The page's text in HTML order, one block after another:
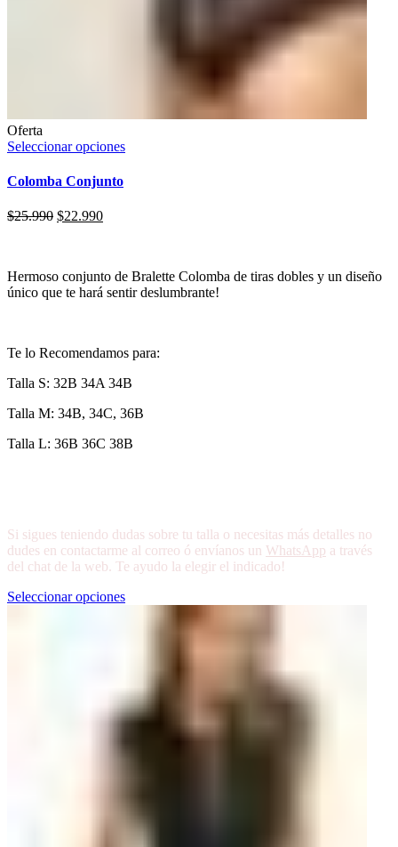
Oferta
Seleccionar opciones
Colomba Conjunto
$25.990 $22.990
Hermoso conjunto de Bralette Colomba de tiras dobles y un diseño
único que te hará sentir deslumbrante!
Te lo Recomendamos para:
Talla S: 32B 34A 34B
Talla M: 34B, 34C, 36B
Talla L: 36B 36C 38B
Si sigues teniendo dudas sobre tu talla o necesitas más detalles no
dudes en contactarme al correo ó envíanos un WhatsApp a través
del chat de la web. Te ayudo la elegir el indicado!
Seleccionar opciones